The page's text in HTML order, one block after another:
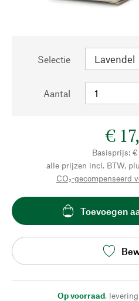
Selectie
Aantal
€
Basisprijs:
alle prijzen incl. BTW,
CO₂-gecompenseerd
Toevoegen
Op voorraad,